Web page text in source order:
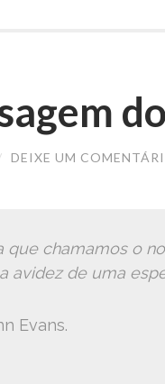
DEIXE UM
que chamamos o
avidez de uma
Evans.